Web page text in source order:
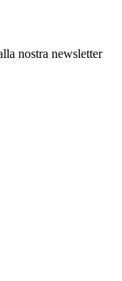
nostra newsletter